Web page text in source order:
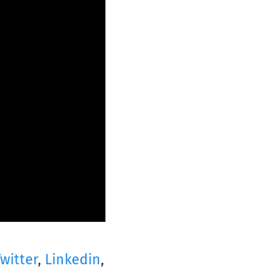
, Linkedin,